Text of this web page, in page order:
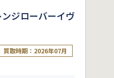
ジローバーイヴ
買取時期：2026年07月